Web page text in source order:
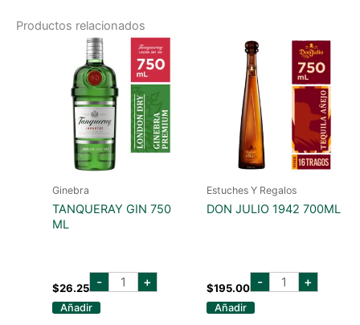
Productos relacionados
Ginebra
TANQUERAY GIN 750
ML
$26.25 - tanqueray
gin +
Añadir
Estuches Y Regalos
DON JULIO 1942 700ML
$195.00 - don
julio +
Añadir